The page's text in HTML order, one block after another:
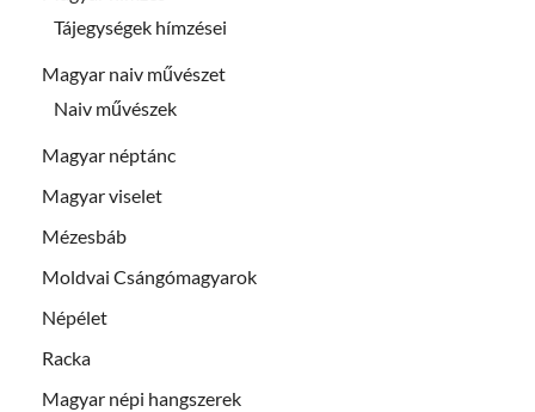
Tájegységek hímzései
Magyar naiv művészet
Naiv művészek
Magyar néptánc
Magyar viselet
Mézesbáb
Moldvai Csángómagyarok
Népélet
Racka
Magyar népi hangszerek